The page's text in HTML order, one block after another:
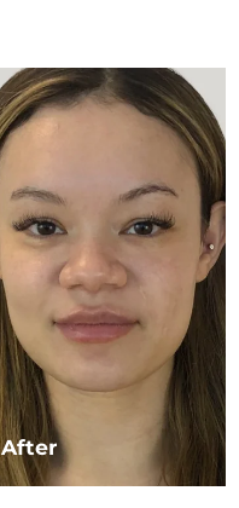
After
预计送达日期 8/15/26
8/17/26
预计送达日期8/14/26
预计送达日期
预计送达日期8/12/26
预计送达日期 8/13/26
预计送达日期 8/12/26